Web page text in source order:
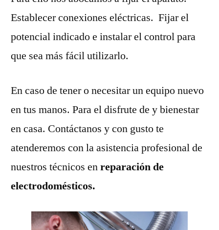
Establecer conexiones eléctricas. Fijar el
potencial indicado e instalar el control para
que sea más fácil utilizarlo.
En caso de tener o necesitar un equipo nuevo
en tus manos. Para el disfrute de y bienestar
en casa. Contáctanos y con gusto te
atenderemos con la asistencia profesional de
nuestros técnicos enreparación de
electrodomésticos.